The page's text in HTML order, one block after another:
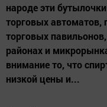
народе эти
торговых автоматов,
торговых
районах и
внимание то, что
низкой цены и...